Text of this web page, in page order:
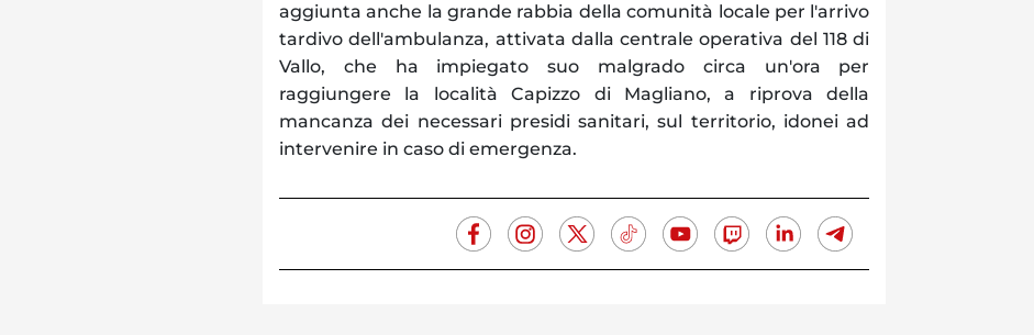
aggiunta anche la grande rabbia della comunità locale per l'arrivo
tardivo dell'ambulanza, attivata dalla centrale operativa del 118 di
Vallo, che ha impiegato suo malgrado circa un'ora per
raggiungere la località Capizzo di Magliano, a riprova della
mancanza dei necessari presidi sanitari, sul territorio, idonei ad
intervenire in caso di emergenza.